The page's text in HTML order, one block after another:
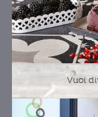
Vuoi